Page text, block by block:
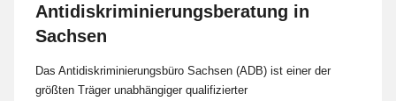
Antidiskriminierungsberatung in
Sachsen
Das Antidiskriminierungsbüro Sachsen (ADB) ist einer der
größten Träger unabhängiger qualifizierter